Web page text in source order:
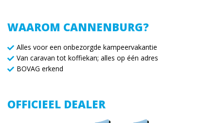
WAAROM CANNENBURG?
Alles voor een onbezorgde kampeervakantie
Van caravan tot koffiekan; alles op één adres
BOVAG erkend
OFFICIEEL DEALER